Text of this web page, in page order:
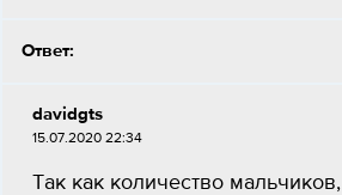
Ответ:
davidgts
15.07.2020 22:34
Так как количество